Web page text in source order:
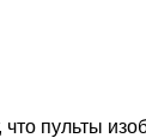
что пульты